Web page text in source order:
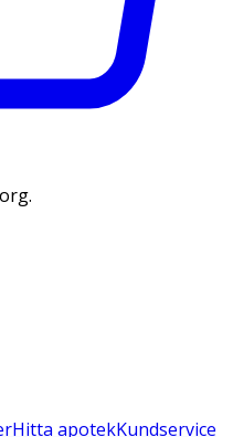
Hitta apotekKundservice